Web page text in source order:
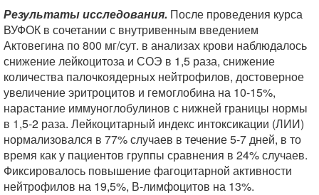
Результаты исследования. После проведения курса
ВУФОК в сочетании с внутривенным введением
Актовегина по 800 мг/сут. в анализах крови наблюдалось
снижение лейкоцитоза и СОЭ в 1,5 раза, снижение
количества палочкоядерных нейтрофилов, достоверное
увеличение эритроцитов и гемоглобина на 10-15%,
нарастание иммуноглобулинов с нижней границы нормы
в 1,5-2 раза. Лейкоцитарный индекс интоксикации (ЛИИ)
нормализовался в 77% случаев в течение 5-7 дней, в то
время как у пациентов группы сравнения в 24% случаев.
Фиксировалось повышение фагоцитарной активности
нейтрофилов на 19,5%, В-лимфоцитов на 13%.